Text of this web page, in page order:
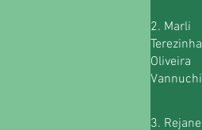
2. Marli
Terezinha
Oliveira
Vannuchi
3. Rejane